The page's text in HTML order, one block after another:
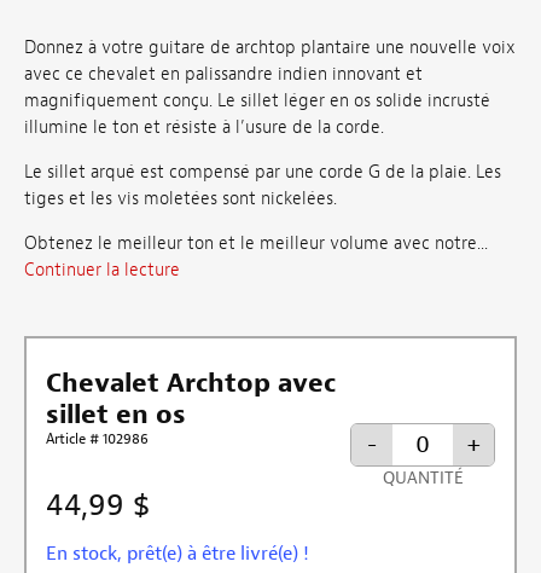
Donnez à votre guitare de archtop plantaire une nouvelle voix
avec ce chevalet en palissandre indien innovant et
magnifiquement conçu. Le sillet léger en os solide incrusté
illumine le ton et résiste à l’usure de la corde.
Le sillet arqué est compensé par une corde G de la plaie. Les
tiges et les vis moletées sont nickelées.
Obtenez le meilleur ton et le meilleur volume avec notre...
Continuer la lecture
Chevalet Archtop avec
sillet en os
Article # 102986
44,99 $
En stock, prêt(e) à être livré(e) !
- +
QUANTITÉ